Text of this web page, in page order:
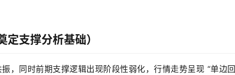
支撑分析基础）
，同时前期支撑逻辑出现阶段性弱化，行情走势呈现 “单边回